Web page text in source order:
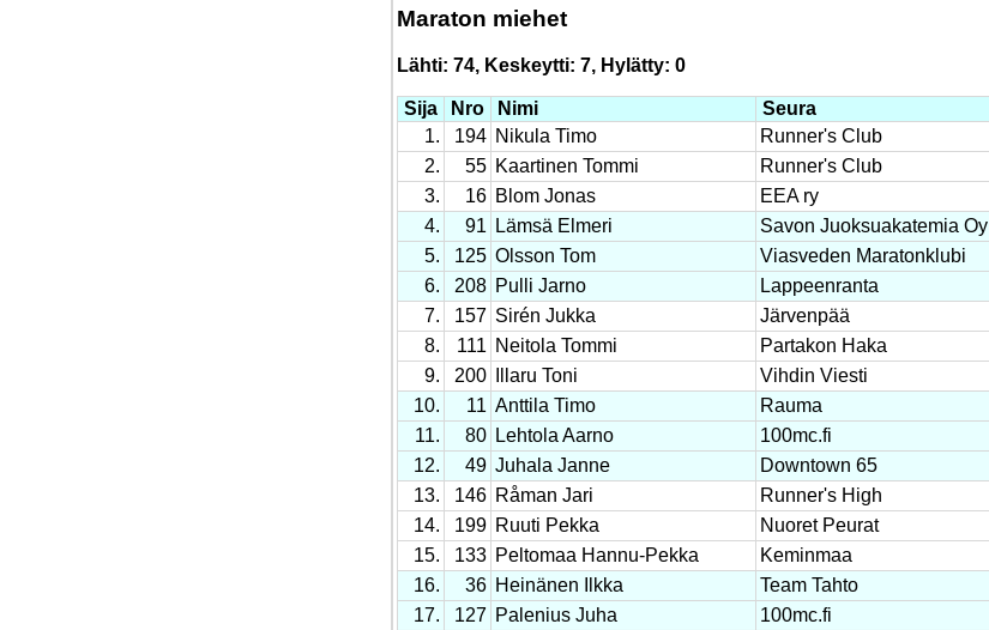
Maraton miehet
Lähti: 74, Keskeytti: 7, Hylätty: 0
Sija Nro Nimi Seura
1.
194 Nikula Timo Runner's Club
2.
55 Kaartinen Tommi Runner's Club
3.
16 Blom Jonas EEA ry
4.
91 Lämsä Elmeri Savon Juoksuakatemia Oy
5.
125 Olsson Tom Viasveden Maratonklubi
6.
208 Pulli Jarno Lappeenranta
7.
157 Sirén Jukka Järvenpää
8.
111 Neitola Tommi Partakon Haka
9.
200 Illaru Toni Vihdin Viesti
10.
11 Anttila Timo Rauma
11.
80 Lehtola Aarno 100mc.fi
12.
49 Juhala Janne Downtown 65
13.
146 Råman Jari Runner's High
14.
199 Ruuti Pekka Nuoret Peurat
15.
133 Peltomaa Hannu-Pekka Keminmaa
16.
36 Heinänen Ilkka Team Tahto
17.
127 Palenius Juha 100mc.fi